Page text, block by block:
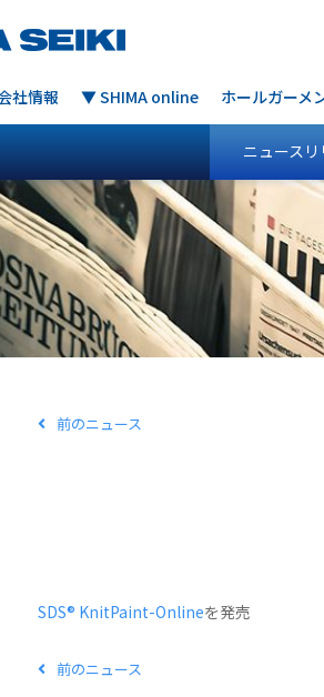
ニュースリ
社情報 ▼ SHIMA online ホールガーメ
前のニュース
SDS® KnitPaint-Onlineを発売
前のニュース